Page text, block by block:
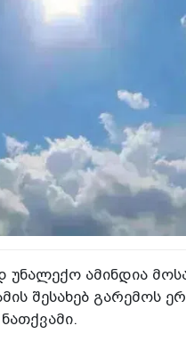
უნალექო ამინდია
შესახებ გარემოს